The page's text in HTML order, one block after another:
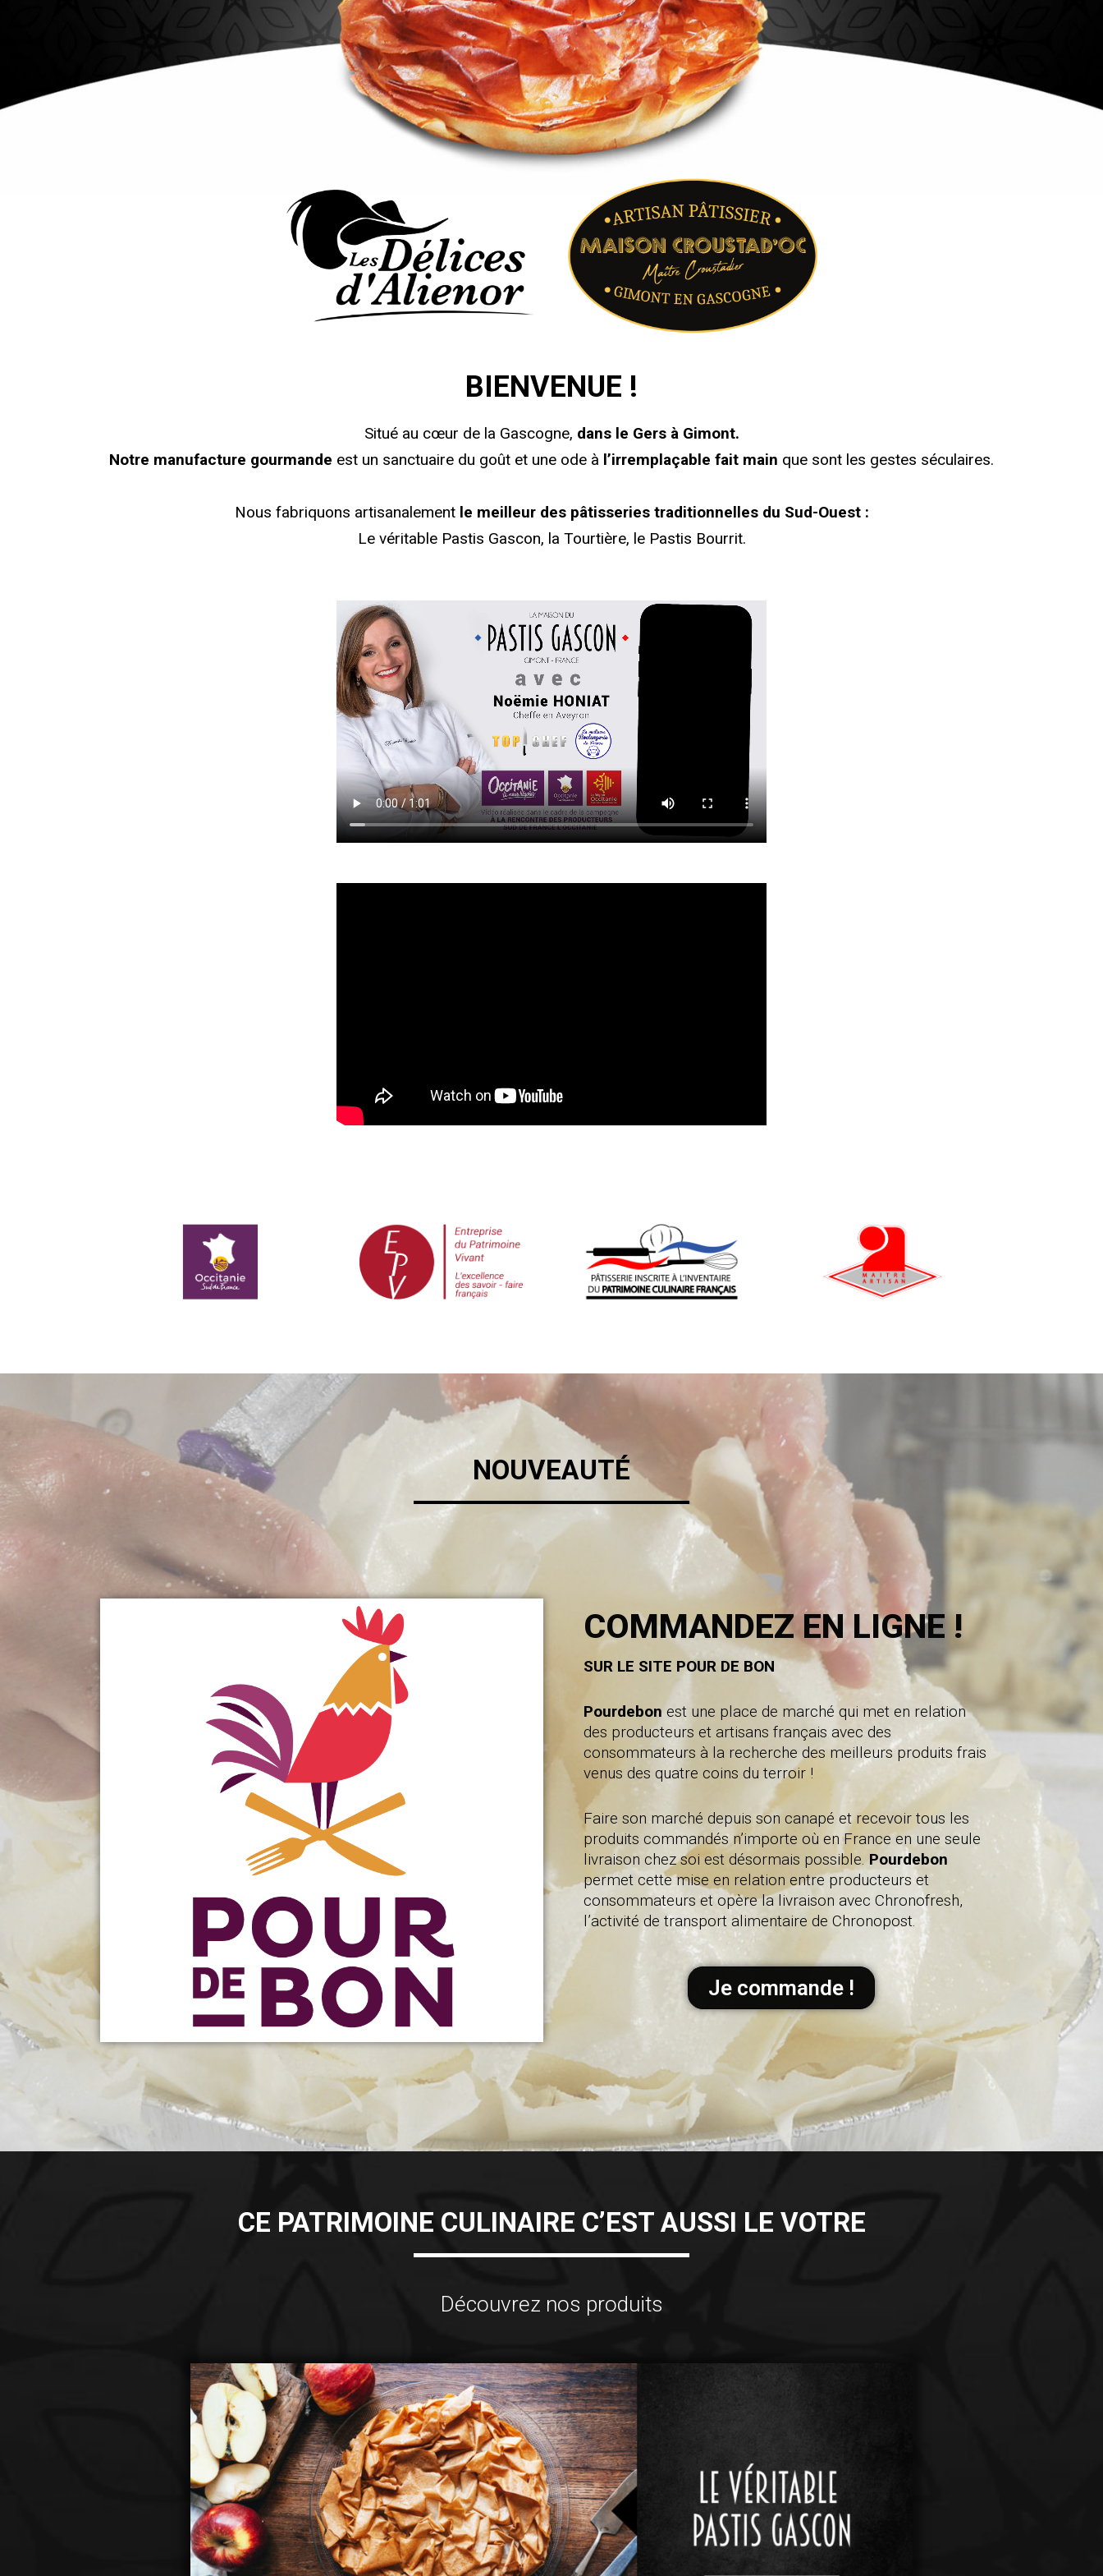
BIENVENUE !
Situé au cœur de la Gascogne, dans le Gers à Gimont.
Notre manufacture gourmande est un sanctuaire du goût et une ode à l’irremplaçable fait main que sont les gestes séculaires.
Nous fabriquons artisanalement le meilleur des pâtisseries traditionnelles du Sud-Ouest :
Le véritable Pastis Gascon, la Tourtière, le Pastis Bourrit.
NOUVEAUTÉ
COMMANDEZ EN LIGNE !
SUR LE SITE POUR DE BON
Pourdebonest une place de marché qui met en relation
des producteurs et artisans français avec des
consommateurs à la recherche des meilleurs produits frais
venus des quatre coins du terroir !
Faire son marché depuis son canapé et recevoir tous les
produits commandés n’importe où en France en une seule
livraison chez soi est désormais possible.Pourdebon
permet cette mise en relation entre producteurs et
consommateurs et opère la livraison avec Chronofresh,
l’activité de transport alimentaire de Chronopost.
Je commande !
CE PATRIMOINE CULINAIRE C’EST AUSSI LE VOTRE
Découvrez nos produits